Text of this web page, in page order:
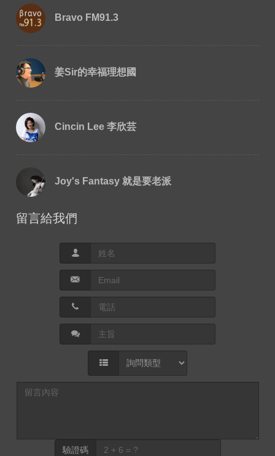
Bravo FM91.3
姜Sir的幸福理想國
Cincin Lee 李欣芸
Joy's Fantasy 就是要老派
留言給我們
驗證碼